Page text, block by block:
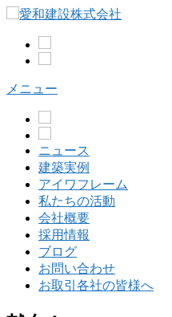
へ
メニュー
ニュース
建築実例
アイワフレーム
私たちの活動
会社概要
採用情報
ブログ
お問い合わせ
お取引各社の皆様へ